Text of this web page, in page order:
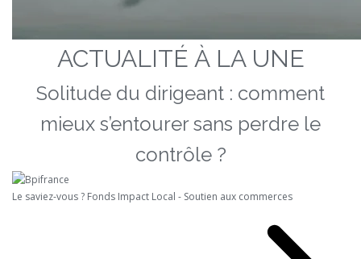
ACTUALITÉ À LA UNE
Solitude du dirigeant : comment
mieux s’entourer sans perdre le
contrôle ?
Le saviez-vous ? Fonds Impact Local - Soutien aux commerces